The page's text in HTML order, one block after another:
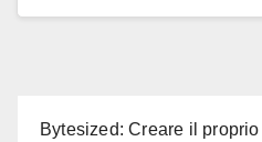
Bytesized: Creare il